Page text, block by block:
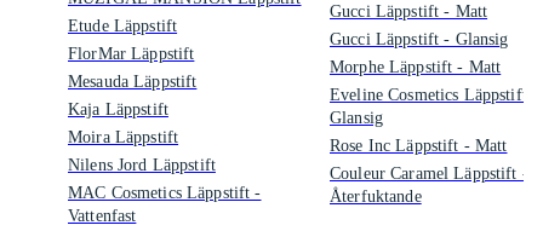
Etude Läppstift
FlorMar Läppstift
Mesauda Läppstift
Kaja Läppstift
Moira Läppstift
Nilens Jord Läppstift
MAC Cosmetics Läppstift -
Vattenfast
Gucci Läppstift - Matt
Gucci Läppstift - Glansig
Morphe Läppstift - Matt
Eveline Cosmetics Läppstift -
Glansig
Rose Inc Läppstift - Matt
Couleur Caramel Läppstift -
Återfuktande